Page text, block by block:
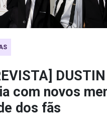
com novos
dos fãs